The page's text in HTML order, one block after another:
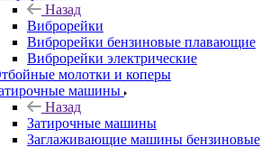
Назад
Виброрейки
Виброрейки бензиновые плавающие
Виброрейки электрические
молотки и коперы
машины
Назад
Затирочные машины
Заглаживающие машины бензиновые